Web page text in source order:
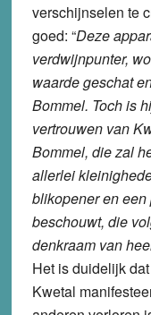
verschijnselen te
goed: “Deze
verdwijnpunter,
waarde geschat
Bommel. Toch is
vertrouwen van
Bommel, die zal
allerlei
blikopener en
beschouwt, die
denkraam van
Het is duidelijk
Kwetal